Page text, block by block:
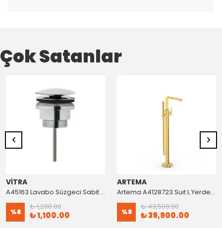
Çok Satanlar
VİTRA
A45163 Lavabo Süzgeci Sabit Krom
%8
₺ 1,200.00
₺ 1,100.00
ARTEMA
Artema A4128723 Suıt L Yerden Küvet Bataryası Altın
%8
₺ 43,500.00
₺ 39,900.00